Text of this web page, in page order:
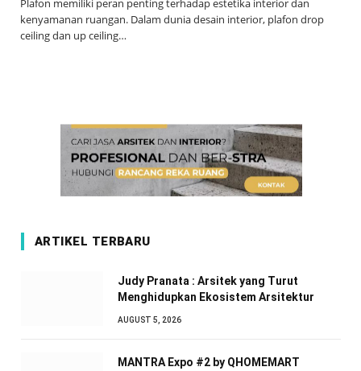
Plafon memiliki peran penting terhadap estetika interior dan
kenyamanan ruangan. Dalam dunia desain interior, plafon drop
ceiling dan up ceiling…
ARTIKEL TERBARU
Judy Pranata : Arsitek yang Turut
Menghidupkan Ekosistem Arsitektur
AUGUST 5, 2026
MANTRA Expo #2 by QHOMEMART